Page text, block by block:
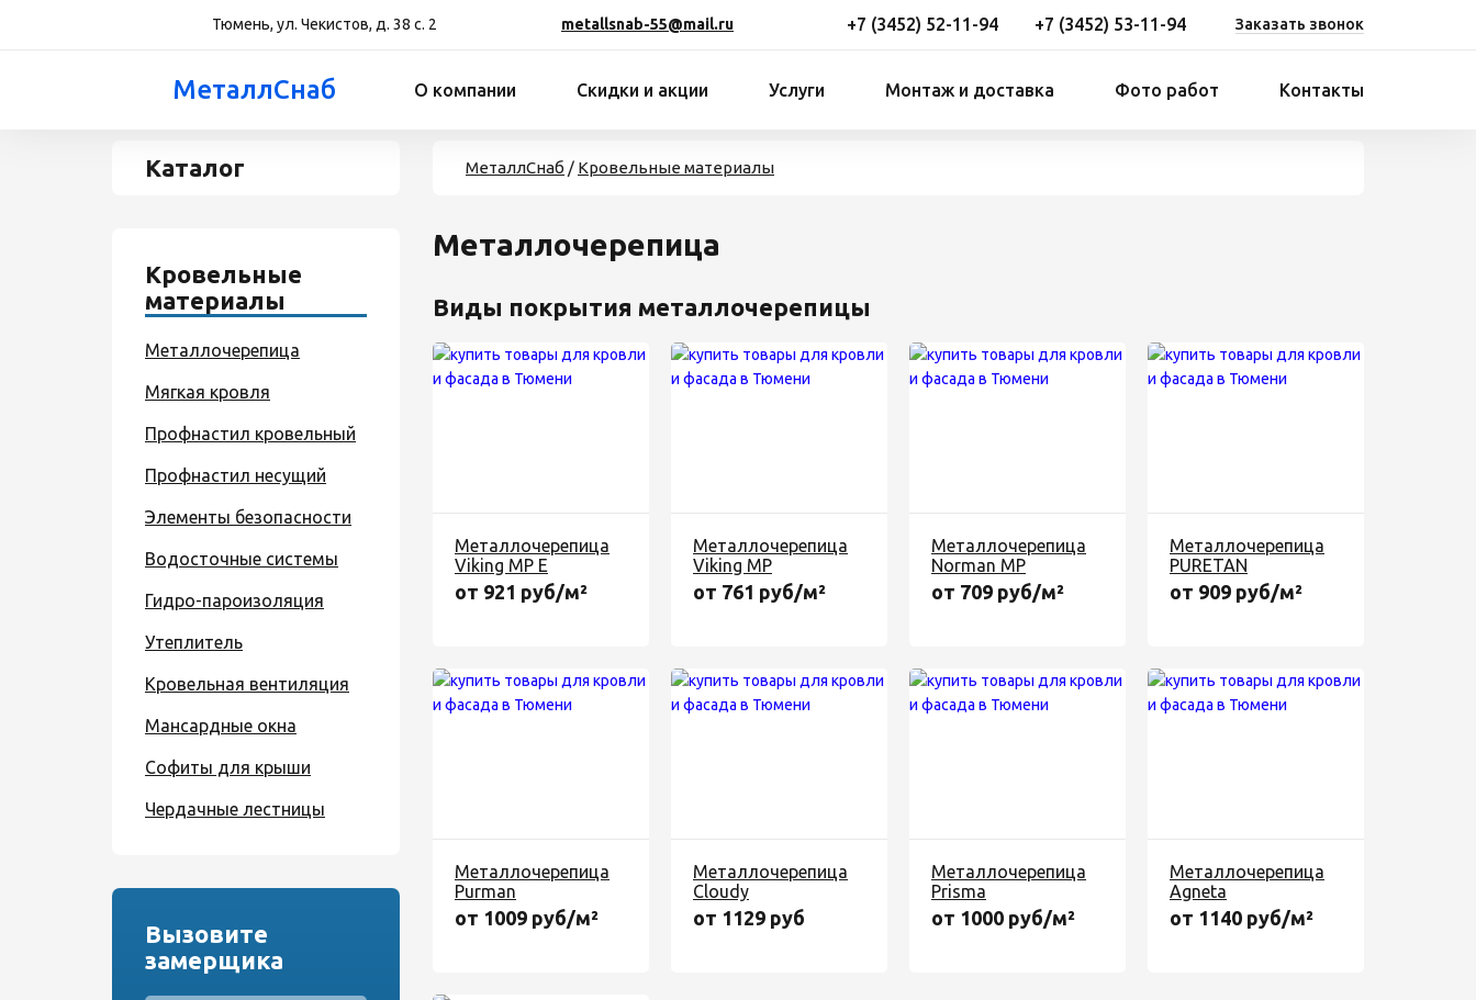
Тюмень, ул. Чекистов, д. 38 с. 2 metallsnab-55@mail.ru +7 (3452) 52-11-94 +7 (3452) 53-11-94 Заказать звонок
МеталлСнаб О компании Скидки и акции Услуги Монтаж и доставка Фото работ Контакты
МеталлСнаб / Кровельные материалы
Металлочерепица
Виды покрытия металлочерепицы
Металлочерепица
Viking MP E
от 921 руб/м²
Металлочерепица
Viking MP
от 761 руб/м²
Металлочерепица
Norman MP
от 709 руб/м²
Металлочерепица
PURETAN
от 909 руб/м²
Металлочерепица
Purman
от 1009 руб/м²
Металлочерепица
Cloudy
от 1129 руб
Металлочерепица
Prisma
от 1000 руб/м²
Металлочерепица
Agneta
от 1140 руб/м²
Каталог
Кровельные
материалы
Металлочерепица
Мягкая кровля
Профнастил кровельный
Профнастил несущий
Элементы безопасности
Водосточные системы
Гидро-пароизоляция
Утеплитель
Кровельная вентиляция
Мансардные окна
Софиты для крыши
Чердачные лестницы
Вызовите
замерщика